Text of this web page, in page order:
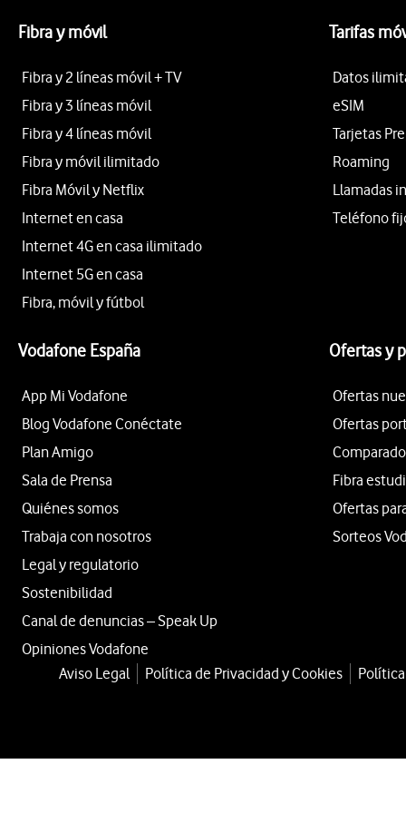
Fibra y móvil
Fibra y 2 líneas móvil + TV
Fibra y 3 líneas móvil
Fibra y 4 líneas móvil
Fibra y móvil ilimitado
Fibra Móvil y Netflix
Internet en casa
Internet 4G en casa ilimitado
Internet 5G en casa
Fibra, móvil y fútbol
Tarifas
Datos
eSIM
Tarjetas
Roaming
Llamadas
Teléfono
Vodafone España
App Mi Vodafone
Blog Vodafone Conéctate
Plan Amigo
Sala de Prensa
Quiénes somos
Trabaja con nosotros
Legal y regulatorio
Sostenibilidad
Canal de denuncias – Speak Up
Opiniones Vodafone
Ofertas y
Ofertas
Ofertas
Fibra
Ofertas
Sorteos
Aviso Legal Política de Privacidad y Cookies